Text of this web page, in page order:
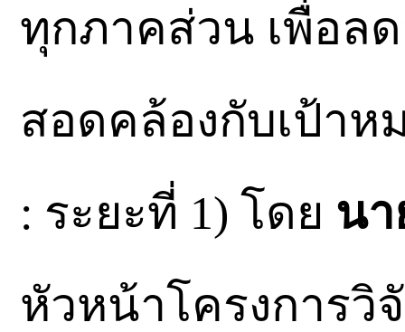
ทุกภาคส่วน เพื่อล
สอดคล้องกับเป้า
: ระยะที่ 1) โดย น
หัวหน้าโครงการวิ